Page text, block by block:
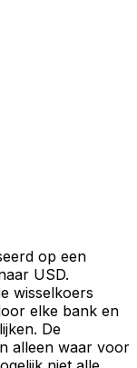
op een
USD.
wisselkoers
elke bank en
De
alleen waar voor